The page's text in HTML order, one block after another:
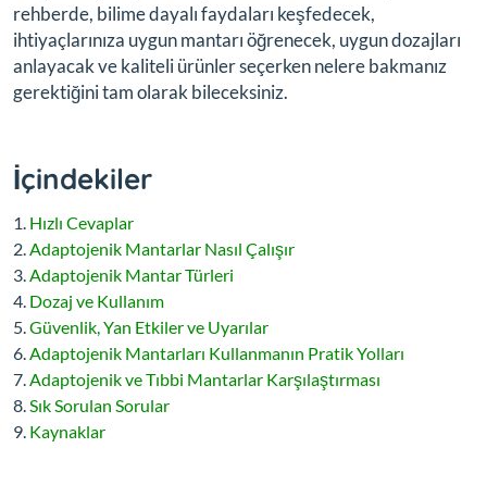
rehberde, bilime dayalı faydaları keşfedecek,
ihtiyaçlarınıza uygun mantarı öğrenecek, uygun dozajları
anlayacak ve kaliteli ürünler seçerken nelere bakmanız
gerektiğini tam olarak bileceksiniz.
İçindekiler
Hızlı Cevaplar
Adaptojenik Mantarlar Nasıl Çalışır
Adaptojenik Mantar Türleri
Dozaj ve Kullanım
Güvenlik, Yan Etkiler ve Uyarılar
Adaptojenik Mantarları Kullanmanın Pratik Yolları
Adaptojenik ve Tıbbi Mantarlar Karşılaştırması
Sık Sorulan Sorular
Kaynaklar